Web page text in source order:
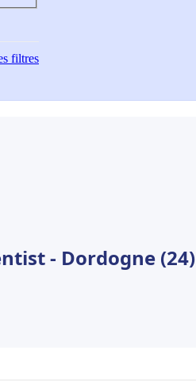
filtres
- Dordogne (24)